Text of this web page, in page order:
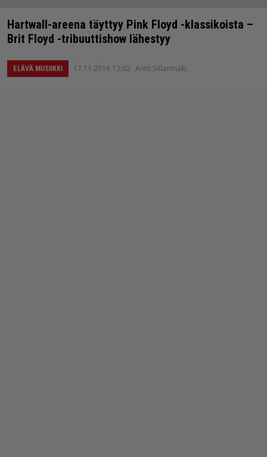
Hartwall-areena täyttyy Pink Floyd -klassikoista –
Brit Floyd -tribuuttishow lähestyy
ELÄVÄ MUSIIKKI 17.11.2016 13:02 Antti Sillanmäki